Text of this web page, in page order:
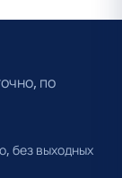
по
без выходных